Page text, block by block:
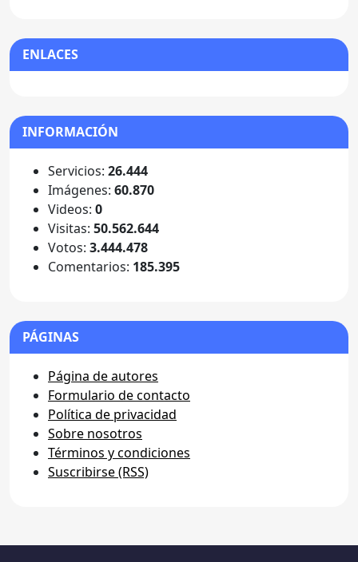
ENLACES
INFORMACIÓN
Servicios: 26.444
Imágenes: 60.870
Videos: 0
Visitas: 50.562.644
Votos: 3.444.478
Comentarios: 185.395
PÁGINAS
Página de autores
Formulario de contacto
Política de privacidad
Sobre nosotros
Términos y condiciones
Suscribirse (RSS)